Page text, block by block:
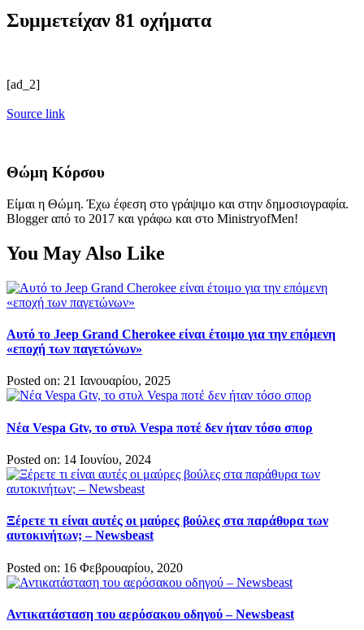
Συμμετείχαν 81 οχήματα
[ad_2]
Source link
Θώμη Κόρσου
Είμαι η Θώμη. Έχω έφεση στο γράψιμο και στην δημοσιογραφία.
Blogger από το 2017 και γράφω και στο MinistryofMen!
You May Also Like
Αυτό το Jeep Grand Cherokee είναι έτοιμο για την επόμενη
«εποχή των παγετώνων»
Posted on: 21 Ιανουαρίου, 2025
Νέα Vespa Gtv, το στυλ Vespa ποτέ δεν ήταν τόσο σπορ
Posted on: 14 Ιουνίου, 2024
Ξέρετε τι είναι αυτές οι μαύρες βούλες στα παράθυρα των
αυτοκινήτων; – Newsbeast
Posted on: 16 Φεβρουαρίου, 2020
Αντικατάσταση του αερόσακου οδηγού – Newsbeast